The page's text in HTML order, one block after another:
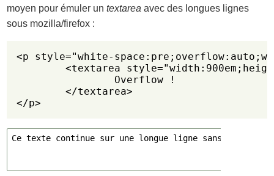
moyen pour émuler untextarea avec des longues lignes
sous mozilla/firefox :
<p style="white-
	<textarea style="width:900em;height:70px">
	</textarea>
</p>